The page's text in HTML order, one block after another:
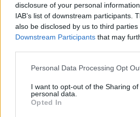
disclosure of your personal
IAB’s list of downstream participants.
also be disclosed by us to third parties
Downstream Participants that may
Personal Data Processing Opt
I want to opt-out of the Sharing of
personal data.
Opted In
Ölteig-Grundrezept
Mittel
Grundrezept
Pizzateig auf italienische